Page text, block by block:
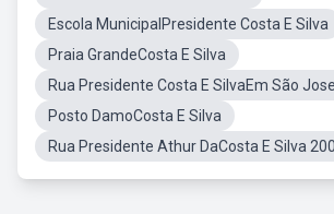
Escola MunicipalPresidente Costa E Silva
Praia GrandeCosta E Silva
Rua Presidente Costa E SilvaEm São
Posto DamoCosta E Silva
Rua Presidente Athur DaCosta E Silva 200